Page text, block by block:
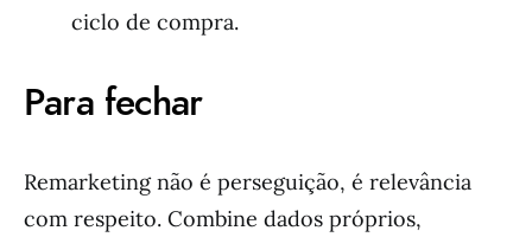
ciclo de compra.
Para fechar
Remarketing não é perseguição, é relevância
com respeito. Combine dados próprios,